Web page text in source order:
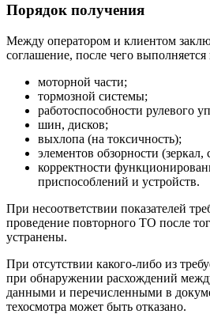
Порядок получения
Между оператором и клиентом
соглашение, после чего выполняется
моторной части;
тормозной системы;
работоспособности рулевого
шин, дисков;
выхлопа (на токсичность);
элементов обзорности (зеркал,
корректности
приспособлений и устройств.
При несоответствии показателей
проведение повторного ТО после
устранены.
При отсутствии какого-либо из
при обнаружении расхождений
данными и перечисленными в
техосмотра может быть отказано.